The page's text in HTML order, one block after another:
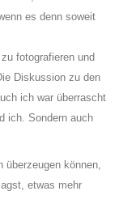
es denn soweit
fotografieren und
Diskussion zu den
ich war überrascht
ich. Sondern auch
überzeugen können,
etwas mehr